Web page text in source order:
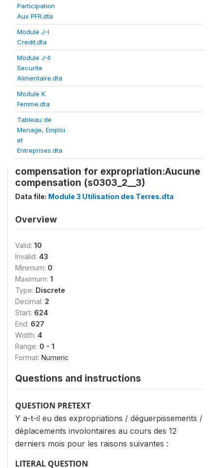
Participation
Aux PFR.dta
Module J-I
Credit.dta
Module J-II
Securite
Alimentaire.dta
Module K
Femme.dta
Tableau de
Menage, Emploi
et
Entreprises.dta
compensation for expropriation:Aucune
compensation (s0303_2__3)
Data file: Module 3 Utilisation des Terres.dta
Overview
Valid: 10
Invalid: 43
Minimum: 0
Maximum: 1
Type: Discrete
Decimal: 2
Start: 624
End: 627
Width: 4
Range: 0 - 1
Format: Numeric
Questions and instructions
QUESTION PRETEXT
Y a-t-il eu des expropriations / déguerpissements /
déplacements involontaires au cours des 12
derniers mois pour les raisons suivantes :
LITERAL QUESTION